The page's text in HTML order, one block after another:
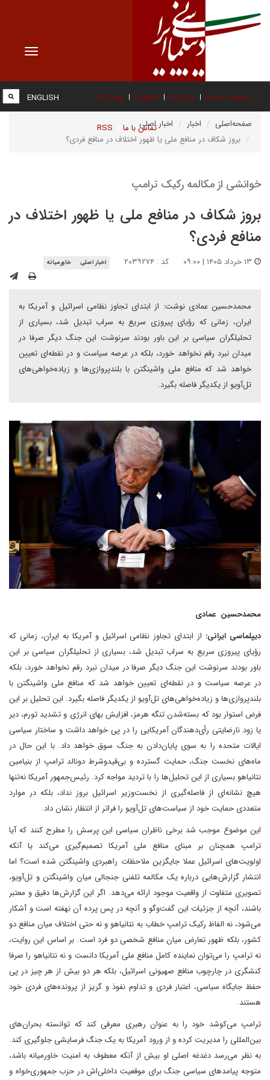
Toggle
صفحه نخست درباره ما عضویت پیوند ها
تماس با ما RSS
ENGLISH
صفحه‌اصلی اخبار
اخبار اصلی
بروز شکاف‌ در منافع ملی یا ظهور اختلاف در منافع فردی؟
خوانشی از مکالمه رکیک ترامپ
بروز شکاف‌ در منافع ملی یا ظهور اختلاف در
منافع فردی؟
کد : ۲۰۳۹۲۷۴ اخبار اصلی خاورمیانه
محمد‌حسین عمادی نوشت: از ابتدای تجاوز نظامی اسرائیل و آمریکا به
ایران، زمانی که رؤیای پیروزی سریع به سراب تبدیل شد، بسیاری از
تحلیلگران سیاسی بر این باور بودند سرنوشت این جنگ دیگر صرفا در
میدان نبرد رقم نخواهد خورد، بلکه در عرصه سیاست و در نقطه‌ای تعیین
خواهد شد که منافع ملی واشینگتن با بلندپروازی‌ها و زیاده‌خواهی‌های
تل‌آویو از یکدیگر فاصله بگیرد.
محمد‌حسین عمادی
دیپلماسی ایرانی: از ابتدای تجاوز نظامی اسرائیل و آمریکا به ایران، زمانی که
رؤیای پیروزی سریع به سراب تبدیل شد، بسیاری از تحلیلگران سیاسی بر این
باور بودند سرنوشت این جنگ دیگر صرفا در میدان نبرد رقم نخواهد خورد، بلکه
در عرصه سیاست و در نقطه‌ای تعیین خواهد شد که منافع ملی واشینگتن با
بلندپروازی‌ها و زیاده‌خواهی‌های تل‌آویو از یکدیگر فاصله بگیرد. این تحلیل بر این
فرض استوار بود که بسته‌شدن تنگه هرمز، افزایش بهای انرژی و تشدید تورم، دیر
یا زود نارضایتی رأی‌دهندگان آمریکایی را در پی خواهد داشت و ساختار سیاسی
ایالات متحده را به سوی پایان‌دادن به جنگ سوق خواهد داد. با این حال‌ در
ماه‌های نخست جنگ، حمایت گسترده و بی‌قیدوشرط دونالد ترامپ از بنیامین
نتانیاهو بسیاری از این تحلیل‌ها را با تردید مواجه کرد. رئیس‌جمهور آمریکا نه‌تنها
هیچ نشانه‌ای از فاصله‌گیری از نخست‌وزیر اسرائیل بروز نداد، بلکه در موارد
متعددی حمایت خود از سیاست‌های تل‌آویو را فراتر از انتظار نشان داد.
این موضوع موجب شد برخی ناظران سیاسی این پرسش را مطرح کنند که آیا
ترامپ همچنان بر مبنای منافع ملی آمریکا تصمیم‌گیری می‌کند یا آنکه
اولویت‌های اسرائیل عملا جایگزین ملاحظات راهبردی واشینگتن شده است؟ اما
انتشار گزارش‌هایی درباره یک مکالمه تلفنی جنجالی میان واشینگتن و تل‌آویو،
تصویری متفاوت از واقعیت موجود ارائه می‌دهد. اگر این گزارش‌ها دقیق و معتبر
باشند، آنچه از جزئیات این گفت‌وگو و آنچه در پس پرده آن نهفته است و آشکار
می‌شود، نه الفاظ رکیک ترامپ خطاب به نتانیاهو و نه حتی اختلاف میان منافع دو
کشور، بلکه ظهور تعارض میان منافع شخصی دو فرد است. بر اساس این روایت،
نه ترامپ را می‌توان نماینده کامل منافع ملی آمریکا دانست و نه نتانیاهو را صرفا
کنشگری در چارچوب منافع صهیونی اسرائیل، بلکه هر دو بیش از هر چیز در پی
حفظ جایگاه سیاسی، اعتبار فردی و تداوم نفوذ و گریز از پرونده‌های فردی خود
هستند.
ترامپ می‌کوشد خود را به‌ عنوان رهبری معرفی کند که توانسته بحران‌های
بین‌المللی را مدیریت کرده و از ورود آمریکا به یک جنگ فرسایشی جلوگیری کند.
به نظر می‌رسد دغدغه اصلی او بیش از آنکه معطوف به امنیت خاورمیانه باشد،
متوجه پیامدهای سیاسی جنگ برای موقعیت داخلی‌اش در حزب جمهوری‌خواه و‌